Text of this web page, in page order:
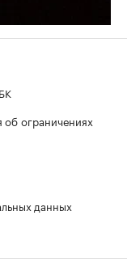
ограничениях
данных